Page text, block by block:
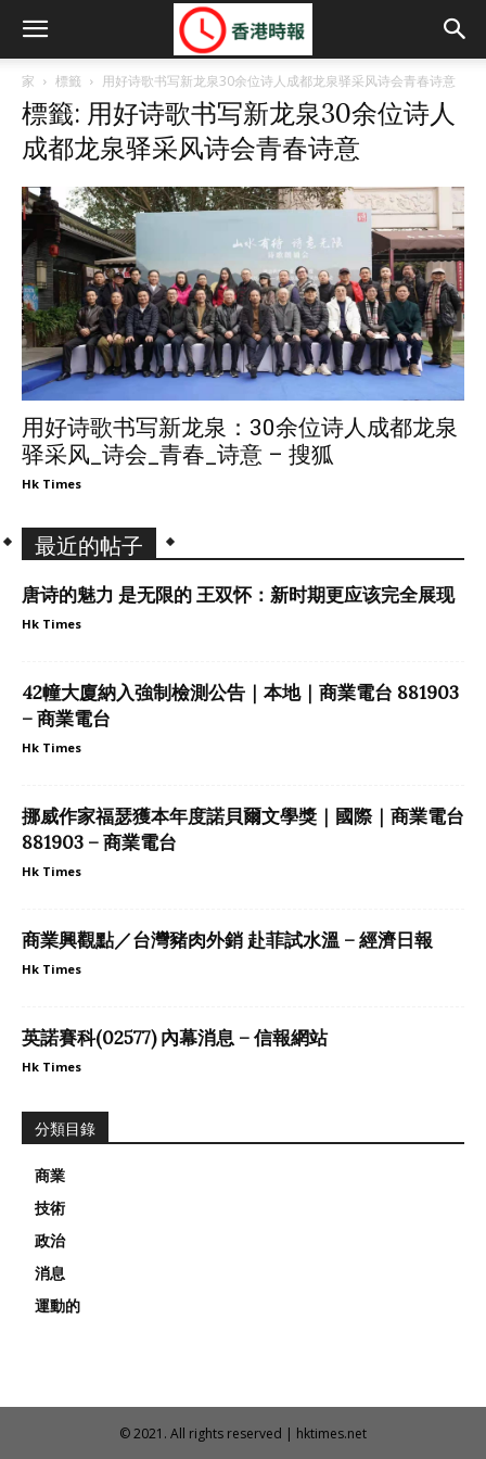
家 標籤 用好诗歌书写新龙泉30余位诗人成都龙泉驿采风诗会青春诗意
標籤: 用好诗歌书写新龙泉30余位诗人
成都龙泉驿采风诗会青春诗意
用好诗歌书写新龙泉：30余位诗人成都龙泉
驿采风_诗会_青春_诗意 – 搜狐
Hk Times
最近的帖子
唐诗的魅力 是无限的 王双怀：新时期更应该完全展现
Hk Times
42幢大廈納入強制檢測公告｜本地｜商業電台 881903
– 商業電台
Hk Times
挪威作家福瑟獲本年度諾貝爾文學獎｜國際｜商業電台
881903 – 商業電台
Hk Times
商業興觀點／台灣豬肉外銷 赴菲試水溫 – 經濟日報
Hk Times
英諾賽科(02577) 內幕消息 – 信報網站
Hk Times
分類目錄
商業
技術
政治
消息
運動的
© 2021. All rights reserved | hktimes.net